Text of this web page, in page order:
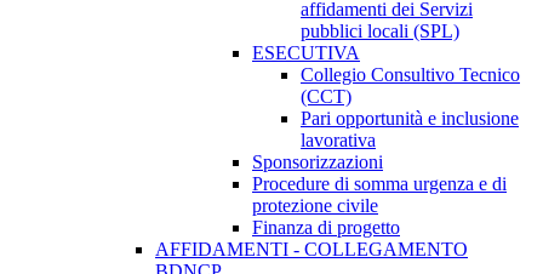
affidamenti dei Servizi
pubblici locali (SPL)
ESECUTIVA
Collegio Consultivo Tecnico
(CCT)
Pari opportunità e inclusione
lavorativa
Sponsorizzazioni
Procedure di somma urgenza e di
protezione civile
Finanza di progetto
AFFIDAMENTI - COLLEGAMENTO